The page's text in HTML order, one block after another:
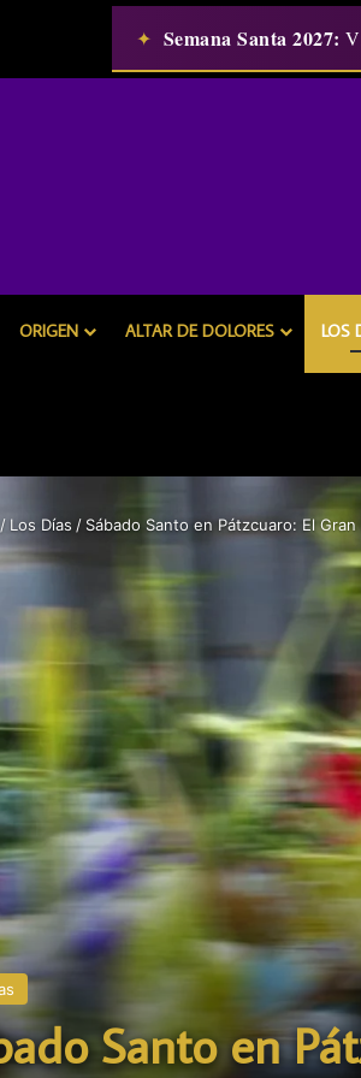
✦ Semana Santa 2027:
ORIGEN ALTAR DE DOLORES LOS
/ Los Días / Sábado Santo en Pátzcuaro: El
Santo en